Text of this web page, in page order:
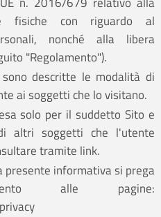
fisiche con riguardo al
nonché alla libera
"Regolamento").
descritte le modalità di
ai soggetti che lo visitano.
solo per il suddetto Sito e
altri soggetti che l'utente
tramite link.
presente informativa si prega
alle pagine: